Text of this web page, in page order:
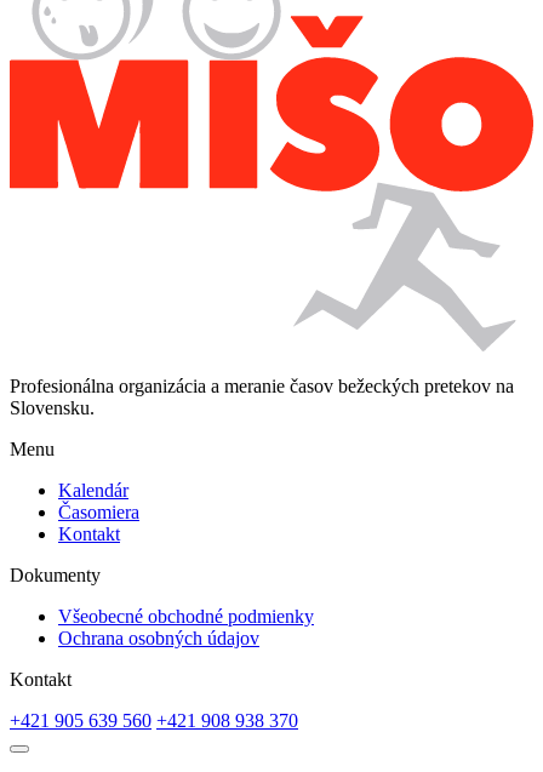
Profesionálna organizácia a meranie časov bežeckých pretekov na
Slovensku.
Menu
Kalendár
Časomiera
Kontakt
Dokumenty
Všeobecné obchodné podmienky
Ochrana osobných údajov
Kontakt
+421 905 639 560 +421 908 938 370